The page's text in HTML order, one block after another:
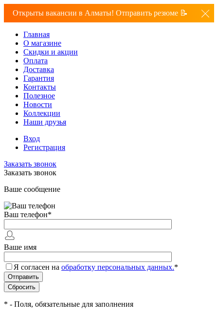
Открыты вакансии в Алматы! Отправить резюме 📝
Главная
О магазине
Скидки и акции
Оплата
Доставка
Гарантия
Контакты
Полезное
Новости
Коллекции
Наши друзья
Вход
Регистрация
Заказать звонок
Заказать звонок
Ваше сообщение
Ваш телефон*
Ваше имя
Я согласен на обработку персональных данных.*
* - Поля, обязательные для заполнения